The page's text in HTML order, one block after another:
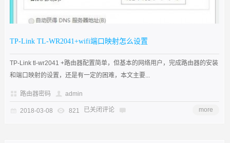
TP-Link TL-WR2041+wifi端口映射怎么设置
TP-Link tl-wr2041 +路由器配置简单，但基本的网络用户，完成路由器的安装
和端口映射的设置，还是有一定的困难，本文主要...
路由器密码 admin
2018-03-08 821 已关闭评论 more